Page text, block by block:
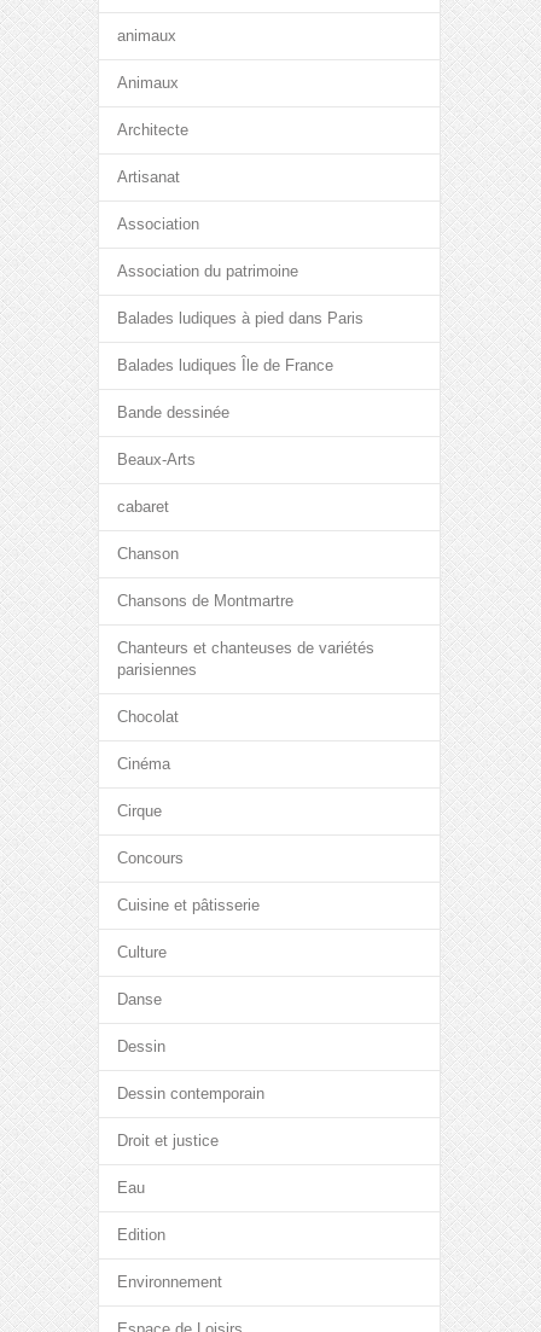
animaux
Animaux
Architecte
Artisanat
Association
Association du patrimoine
Balades ludiques à pied dans Paris
Balades ludiques Île de France
Bande dessinée
Beaux-Arts
cabaret
Chanson
Chansons de Montmartre
Chanteurs et chanteuses de variétés
parisiennes
Chocolat
Cinéma
Cirque
Concours
Cuisine et pâtisserie
Culture
Danse
Dessin
Dessin contemporain
Droit et justice
Eau
Edition
Environnement